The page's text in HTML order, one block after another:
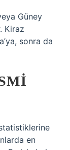
Güney
Kiraz
sonra da
en